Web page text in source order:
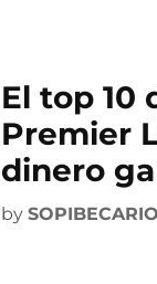
El top 10
Premier
dinero
by SOPIBECARIO